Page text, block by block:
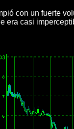
con un fuerte
era casi